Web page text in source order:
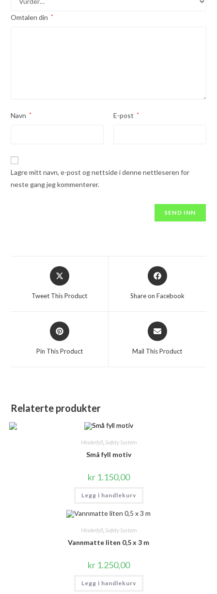
Omtalen din *
Navn * E-post *
Lagre mitt navn, e-post og nettside i denne nettleseren for
neste gang jeg kommenterer.
Opens
in
Tweet This Product
Opens
in
Share on Facebook
Opens
in
Pin This Product
Opens
in
Mail This Product
Relaterte produkter
Hinderfyll, Safety System
Små fyll motiv
kr1.150,00
Legg i handlekurv
Hinderfyll, Safety System
Vannmatte liten 0,5 x 3 m
kr1.250,00
Legg i handlekurv